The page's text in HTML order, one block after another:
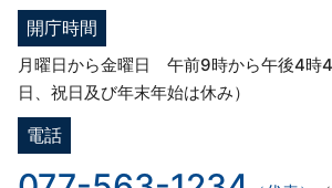
開庁時間
月曜日から金曜日 午前9時から午後4時
日、祝日及び年末年始は休み）
電話